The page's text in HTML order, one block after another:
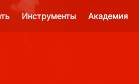
Инструменты Академия